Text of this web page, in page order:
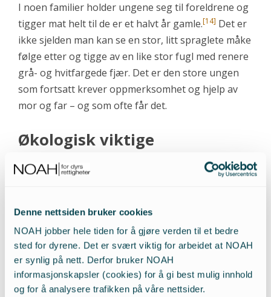
Denne nettsiden bruker cookies
NOAH jobber hele tiden for å gjøre verden til et bedre
sted for dyrene. Det er svært viktig for arbeidet at NOAH
er synlig på nett. Derfor bruker NOAH
informasjonskapsler (cookies) for å gi best mulig innhold
og for å analysere trafikken på våre nettsider.
I noen familier holder ungene seg til foreldrene og
tigger mat helt til de er et halvt år gamle.[14] Det er
ikke sjelden man kan se en stor, litt spraglete måke
følge etter og tigge av en like stor fugl med renere
grå- og hvitfargede fjær. Det er den store ungen
som fortsatt krever oppmerksomhet og hjelp av
mor og far – og som ofte får det.
Økologisk viktige
Til tross for nabokrangling i hekkekolonien,
skrike.[16]Adferden driver ofte vekk rovdyr som
hauk. Å hekke nær gråmåker er derfor en fordel
for bl.a. ærfugl og lundefugl. Lundefuglen er sterkt
truet. Ærfuglen er sårbar på rødlista, men blir
fortsatt jaktet på.